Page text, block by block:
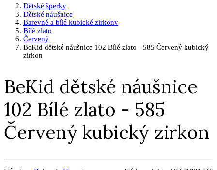
Dětské šperky
Dětské náušnice
Barevné a bílé kubické zirkony
Bílé zlato
Červený
BeKid dětské náušnice 102 Bílé zlato - 585 Červený kubický
zirkon
BeKid dětské náušnice
102 Bílé zlato - 585
Červený kubický zirkon